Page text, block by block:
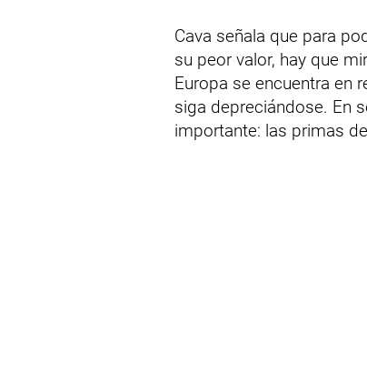
Cava señala que para
su peor valor, hay que
Europa se encuentra en
siga depreciándose. En
importante: las primas